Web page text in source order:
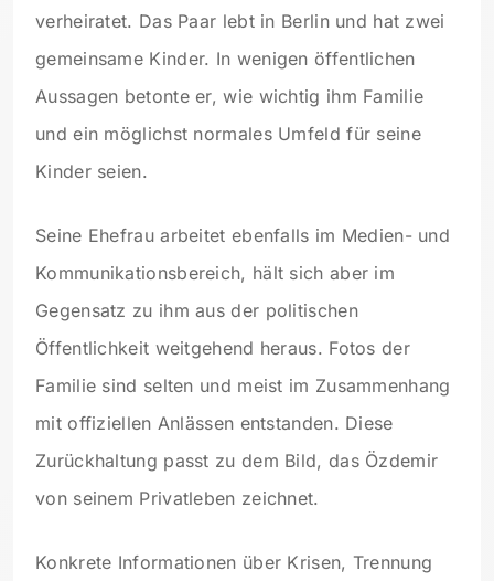
verheiratet. Das Paar lebt in Berlin und hat zwei
gemeinsame Kinder. In wenigen öffentlichen
Aussagen betonte er, wie wichtig ihm Familie
und ein möglichst normales Umfeld für seine
Kinder seien.
Seine Ehefrau arbeitet ebenfalls im Medien- und
Kommunikationsbereich, hält sich aber im
Gegensatz zu ihm aus der politischen
Öffentlichkeit weitgehend heraus. Fotos der
Familie sind selten und meist im Zusammenhang
mit offiziellen Anlässen entstanden. Diese
Zurückhaltung passt zu dem Bild, das Özdemir
von seinem Privatleben zeichnet.
Konkrete Informationen über Krisen, Trennung